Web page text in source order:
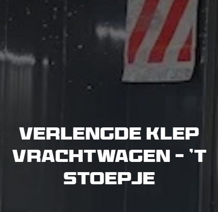
Verlengde Klep
Vrachtwagen – ’t
Stoepje